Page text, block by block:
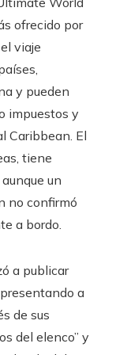
ofrecido por
viaje
y pueden
impuestos y
Caribbean. El
tiene
un
no confirmó
a bordo.
a publicar
a
de sus
del elenco” y